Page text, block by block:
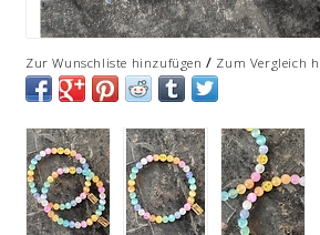
Zur Wunschliste hinzufügen / Zum Vergleich